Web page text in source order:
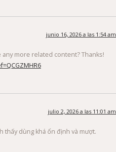
junio 16, 2026 a las 1:54 am
more related content? Thanks!
julio 2, 2026 a las 11:01 am
thấy dùng khá ổn định và mượt.